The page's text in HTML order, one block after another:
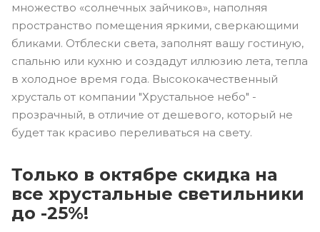
множество «солнечных зайчиков», наполняя
пространство помещения яркими, сверкающими
бликами. Отблески света, заполнят вашу гостиную,
спальню или кухню и создадут иллюзию лета, тепла
в холодное время года. Высококачественный
хрусталь от компании "Хрустальное небо" -
прозрачный, в отличие от дешевого, который не
будет так красиво переливаться на свету.
Только в октябре скидка на
все хрустальные светильники
до -25%!